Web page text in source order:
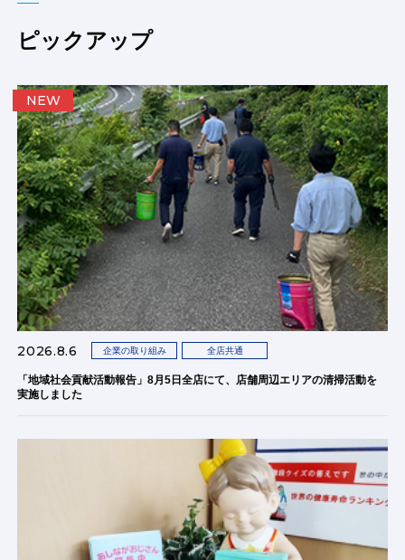
ピックアップ
2026.8.6 企業の取り組み 全店共通
「地域社会貢献活動報告」8月5日全店にて、店舗周辺エリアの清掃活動を
実施しました
NEW